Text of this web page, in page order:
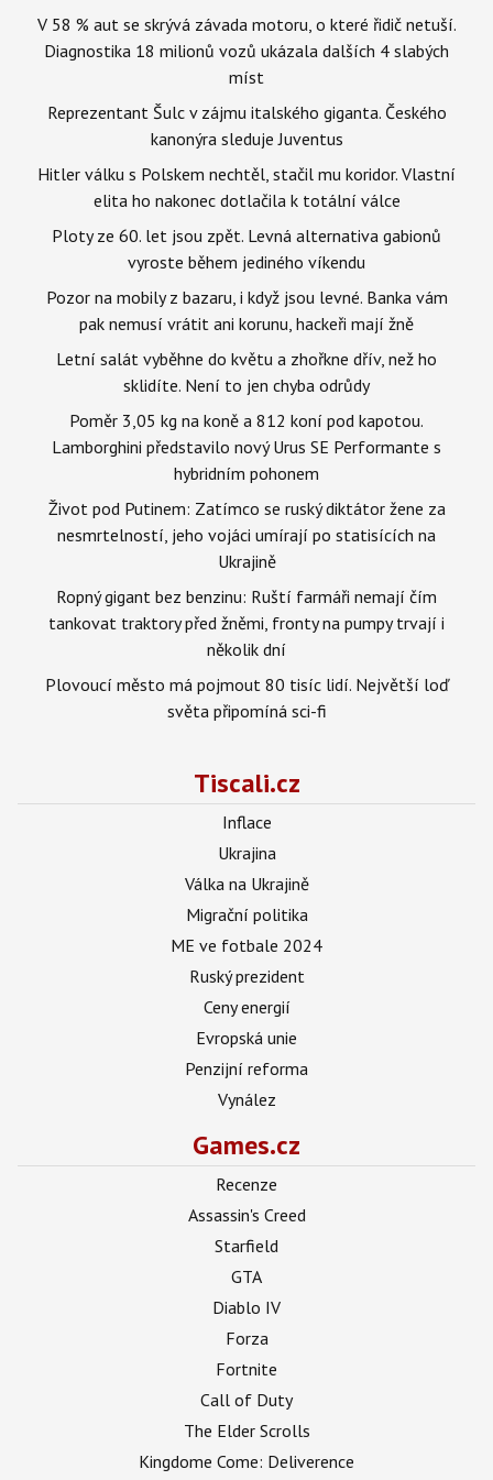
V 58 % aut se skrývá závada motoru, o které řidič netuší.
Diagnostika 18 milionů vozů ukázala dalších 4 slabých
míst
Reprezentant Šulc v zájmu italského giganta. Českého
kanonýra sleduje Juventus
Hitler válku s Polskem nechtěl, stačil mu koridor. Vlastní
elita ho nakonec dotlačila k totální válce
Ploty ze 60. let jsou zpět. Levná alternativa gabionů
vyroste během jediného víkendu
Pozor na mobily z bazaru, i když jsou levné. Banka vám
pak nemusí vrátit ani korunu, hackeři mají žně
Letní salát vyběhne do květu a zhořkne dřív, než ho
sklidíte. Není to jen chyba odrůdy
Poměr 3,05 kg na koně a 812 koní pod kapotou.
Lamborghini představilo nový Urus SE Performante s
hybridním pohonem
Život pod Putinem: Zatímco se ruský diktátor žene za
nesmrtelností, jeho vojáci umírají po statisících na
Ukrajině
Ropný gigant bez benzinu: Ruští farmáři nemají čím
tankovat traktory před žněmi, fronty na pumpy trvají i
několik dní
Plovoucí město má pojmout 80 tisíc lidí. Největší loď
světa připomíná sci-fi
Tiscali.cz
Inflace
Ukrajina
Válka na Ukrajině
Migrační politika
ME ve fotbale 2024
Ruský prezident
Ceny energií
Evropská unie
Penzijní reforma
Vynález
Games.cz
Recenze
Assassin's Creed
Starfield
GTA
Diablo IV
Forza
Fortnite
Call of Duty
The Elder Scrolls
Kingdome Come: Deliverence